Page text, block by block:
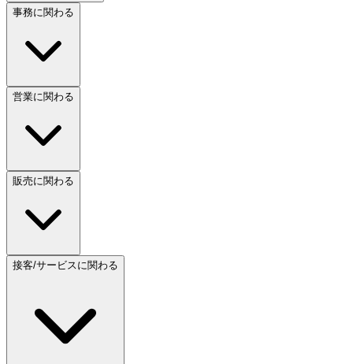
事務に関わる
営業に関わる
販売に関わる
接客/サービスに関わる